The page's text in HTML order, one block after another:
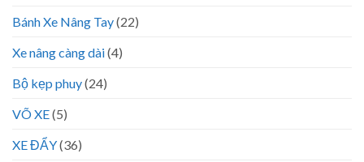
Bánh Xe Nâng Tay(22)
Xe nâng càng dài(4)
Bộ kẹp phuy(24)
VÕ XE(5)
XE ĐẨY(36)